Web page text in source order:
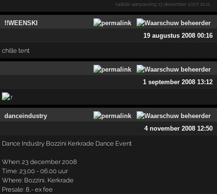
laatste aanpassing13 december 2007 22:11
!!WEENSKI
19 augustus 2008 00:16
chille tent
1 september 2008 13:12
danceindustry
4 november 2008 12:50
Dance Industry Bozzini Kerkrade Dance Event
When: 23 december 2008
Time: 23.00 - 06.00 uur
Where: Bozzini, Kerkrade
Presale: 8,- ex fee